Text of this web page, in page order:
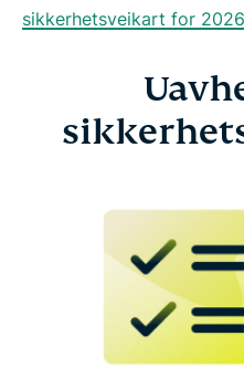
sikkerhetsveikart for 2026